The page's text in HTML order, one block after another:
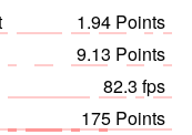
1.94 Points
9.13 Points
82.3 fps
175 Points